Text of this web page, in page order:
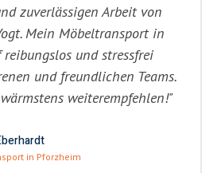
zuverlässigen Arbeit von
Mein Möbeltransport in
und stressfrei
und freundlichen Teams.
weiterempfehlen!"
in Pforzheim